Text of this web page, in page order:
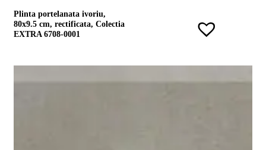
Plinta portelanata ivoriu,
80x9.5 cm, rectificata, Colectia
EXTRA 6708-0001